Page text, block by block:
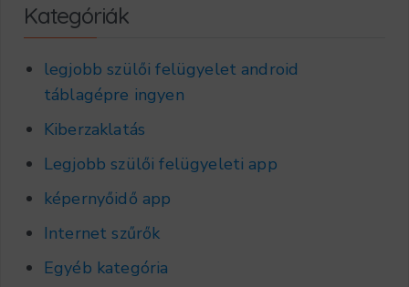
Kategóriák
legjobb szülői felügyelet android
táblagépre ingyen
Kiberzaklatás
Legjobb szülői felügyeleti app
képernyőidő app
Internet szűrők
Egyéb kategória